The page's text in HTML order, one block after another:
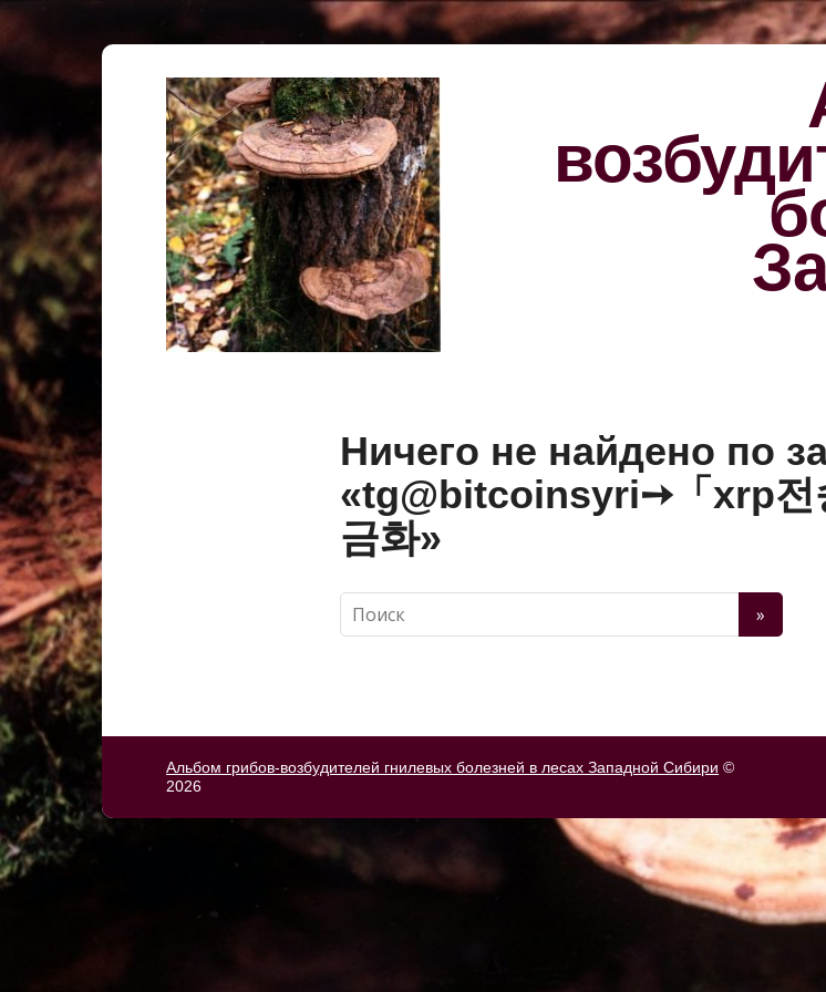
Ничего не найдено по
«tg@bitcoinsyri➙「xrp전
금화»
Альбом грибов-возбудителей гнилевых болезней в лесах Западной Сибири ©
2026